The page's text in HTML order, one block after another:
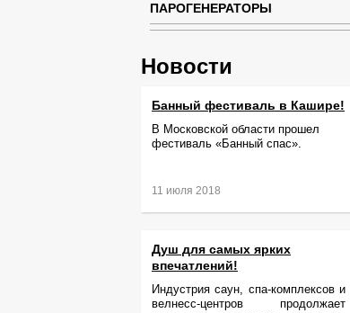
ПАРОГЕНЕРАТОРЫ
Новости
Банный фестиваль в Кашире!
В Московской области прошел
фестиваль «Банный спас».
11 июля 2018
Душ для самых ярких
впечатлений!
Индустрия саун, спа-комплексов и
велнесс-центров продолжает